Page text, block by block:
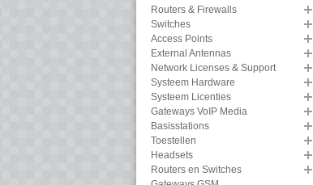
Routers & Firewalls
Switches
Access Points
External Antennas
Network Licenses & Support
Systeem Hardware
Systeem Licenties
Gateways VoIP Media
Basisstations
Toestellen
Headsets
Routers en Switches